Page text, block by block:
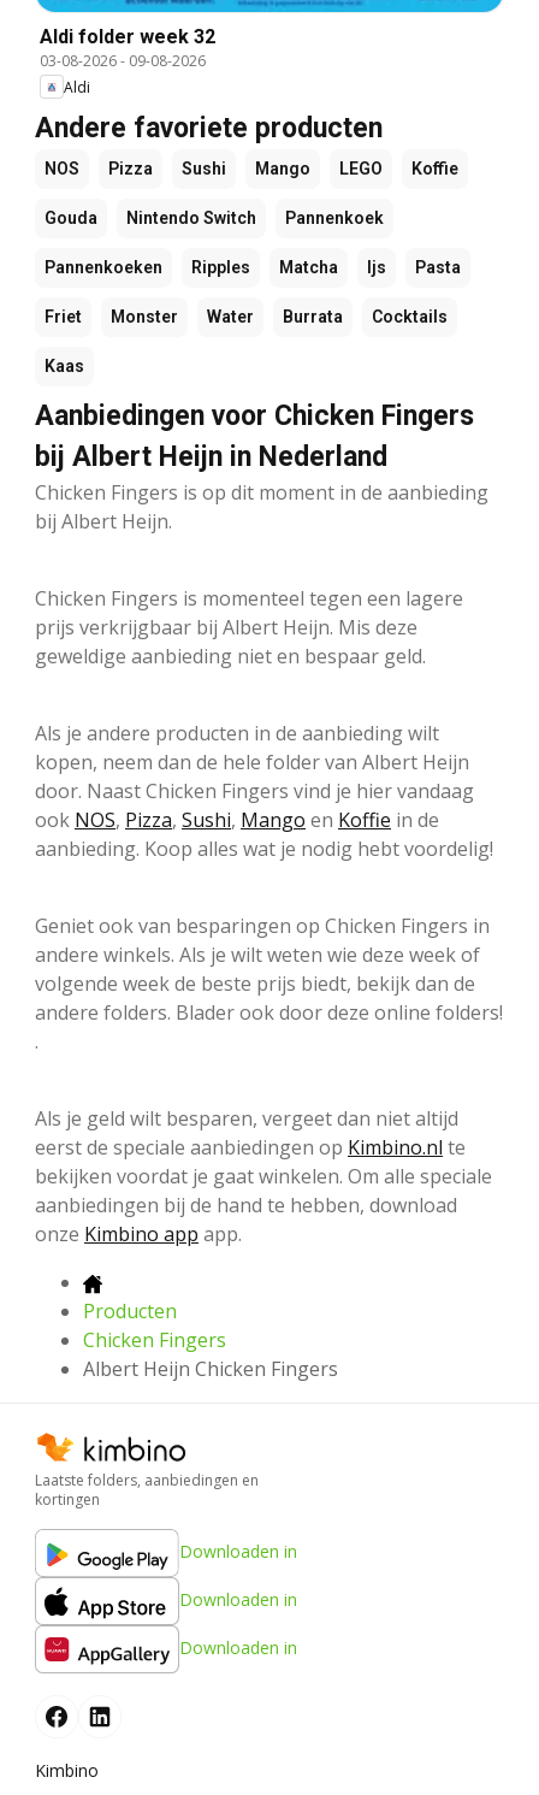
Aldi folder week 32
03-08-2026- 09-08-2026
Aldi
Andere favoriete producten
NOS Pizza Sushi Mango LEGO Koffie
Gouda Nintendo Switch Pannenkoek
Pannenkoeken Ripples Matcha Ijs Pasta
Friet Monster Water Burrata Cocktails
Kaas
Aanbiedingen voor Chicken Fingers
bij Albert Heijn in Nederland
Chicken Fingers is op dit moment in de aanbieding
bij Albert Heijn.
Chicken Fingers is momenteel tegen een lagere
prijs verkrijgbaar bij Albert Heijn. Mis deze
geweldige aanbieding niet en bespaar geld.
Als je andere producten in de aanbieding wilt
kopen, neem dan de hele folder van Albert Heijn
door. Naast Chicken Fingers vind je hier vandaag
ook NOS, Pizza, Sushi, Mango en Koffie in de
aanbieding. Koop alles wat je nodig hebt voordelig!
Geniet ook van besparingen op Chicken Fingers in
andere winkels. Als je wilt weten wie deze week of
volgende week de beste prijs biedt, bekijk dan de
andere folders. Blader ook door deze online folders!
.
Als je geld wilt besparen, vergeet dan niet altijd
eerst de speciale aanbiedingen op Kimbino.nl te
bekijken voordat je gaat winkelen. Om alle speciale
aanbiedingen bij de hand te hebben, download
onze Kimbino app app.
Producten
Chicken Fingers
Albert Heijn Chicken Fingers
Laatste folders, aanbiedingen en
kortingen
Downloaden in
Downloaden in
Downloaden in
Kimbino